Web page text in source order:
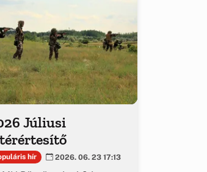
Júliusi
hír 2026. 06. 23 17:13